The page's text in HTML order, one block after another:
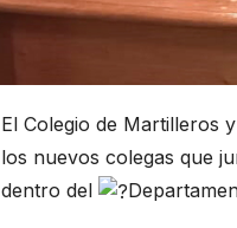
El Colegio de Martilleros
los nuevos colegas que
dentro del